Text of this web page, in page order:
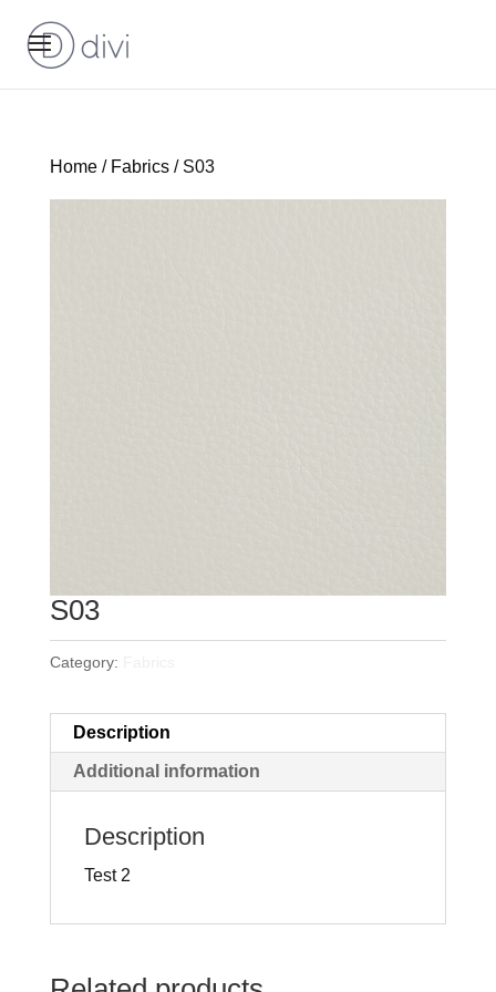
Home/ Fabrics/ S03
S03
Category:
Description
Additional information
Description
Test 2